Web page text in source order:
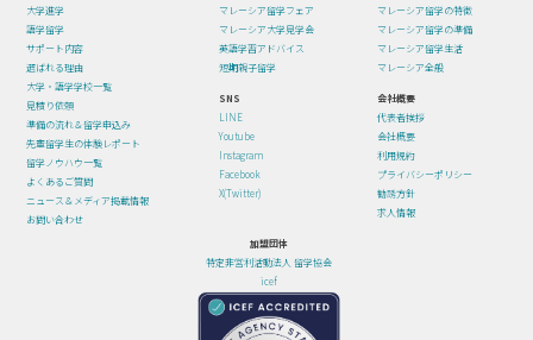
大学進学
語学留学
サポート内容
選ばれる理由
大学・語学学校一覧
見積り依頼
準備の流れ＆留学申込み
先輩留学生の体験レポート
留学ノウハウ一覧
よくあるご質問
ニュース＆メディア掲載情報
お問い合わせ
マレーシア留学フェア
マレーシア大学見学会
英語学習アドバイス
短期親子留学
マレーシア留学の特徴
マレーシア留学の準備
マレーシア留学生活
マレーシア全般
SNS
LINE
Youtube
Instagram
Facebook
X(Twitter)
会社概要
代表者挨拶
会社概要
利用規約
プライバシーポリシー
勧誘方針
求人情報
加盟団体
特定非営利活動法人 留学協会
icef